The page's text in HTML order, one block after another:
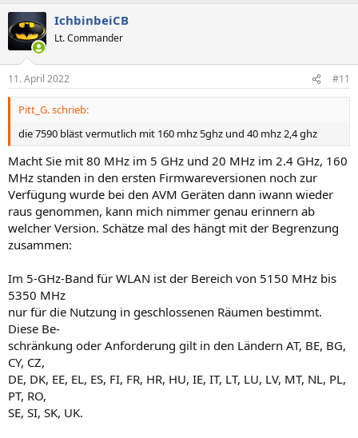
IchbinbeiCB
Lt. Commander
11. April 2022 #11
Pitt_G. schrieb:
die 7590 bläst vermutlich mit 160 mhz 5ghz und 40 mhz 2,4 ghz
Macht Sie mit 80 MHz im 5 GHz und 20 MHz im 2.4 GHz, 160
MHz standen in den ersten Firmwareversionen noch zur
Verfügung wurde bei den AVM Geräten dann iwann wieder
raus genommen, kann mich nimmer genau erinnern ab
welcher Version. Schätze mal des hängt mit der Begrenzung
zusammen:
Im 5-GHz-Band für WLAN ist der Bereich von 5150 MHz bis
5350 MHz
nur für die Nutzung in geschlossenen Räumen bestimmt.
Diese Be-
schränkung oder Anforderung gilt in den Ländern AT, BE, BG,
CY, CZ,
DE, DK, EE, EL, ES, FI, FR, HR, HU, IE, IT, LT, LU, LV, MT, NL, PL,
PT, RO,
SE, SI, SK, UK.